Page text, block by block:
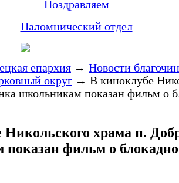
Поздравляем
Паломнический отдел
епархия → Новости
округ → В киноклубе
школьникам показан фильм о
Никольского храма п.
фильм о